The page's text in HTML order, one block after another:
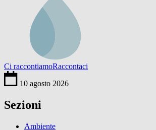
Ci raccontiamoRaccontaci
10 agosto 2026
Sezioni
Ambiente